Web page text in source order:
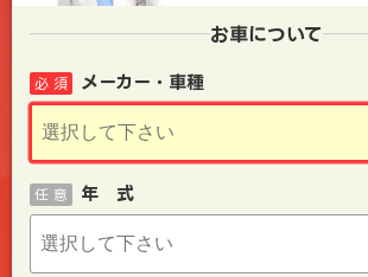
お車について
メーカー・車種
必 須
年 式
任 意